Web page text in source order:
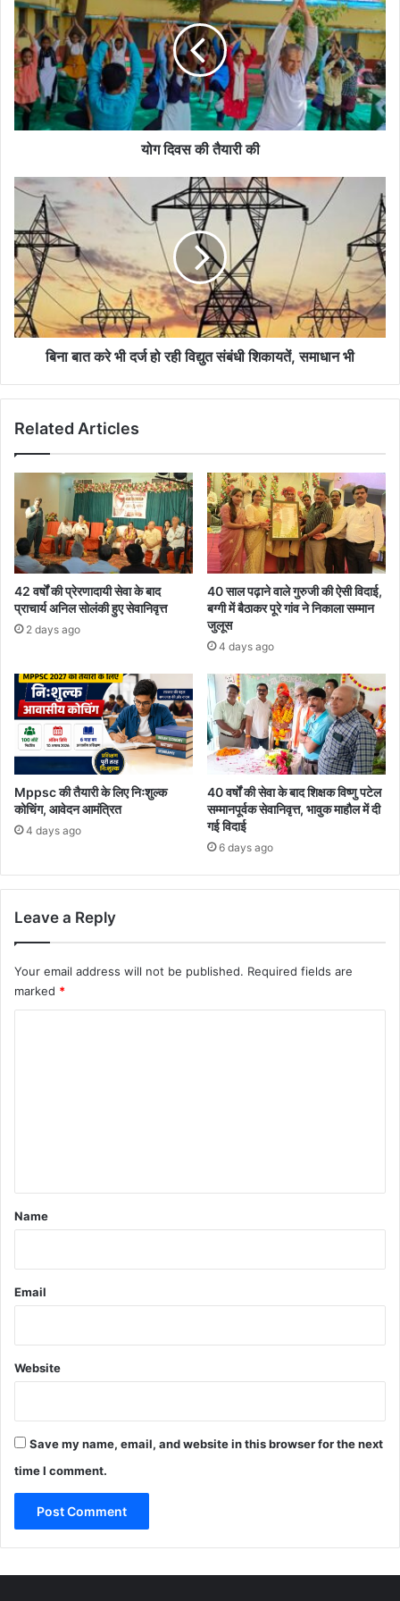
की
तैयारी
की
योग दिवस की तैयारी की
बिना
भी
दर्ज
हो
रही
विद्युत
संबंधी
शिकायतें,बिना बात करे भी दर्ज हो रही विद्युत संबंधी शिकायतें, समाधान भी
Related Articles
42 वर्षों की प्रेरणादायी सेवा के बाद
प्राचार्य अनिल सोलंकी हुए सेवानिवृत्त
2 days ago
40 साल पढ़ाने वाले गुरुजी की ऐसी विदाई,
बग्गी में बैठाकर पूरे गांव ने निकाला सम्मान
जुलूस
4 days ago
Mppsc की तैयारी के लिए निःशुल्क
कोचिंग, आवेदन आमंत्रित
4 days ago
40 वर्षों की सेवा के बाद शिक्षक विष्णु पटेल
सम्मानपूर्वक सेवानिवृत्त, भावुक माहौल में दी
गई विदाई
6 days ago
Leave a Reply
Your email address will not be published. Required fields are
marked *
*
Name
Email
Website
Save my name, email, and website in this browser for the next
time I comment.